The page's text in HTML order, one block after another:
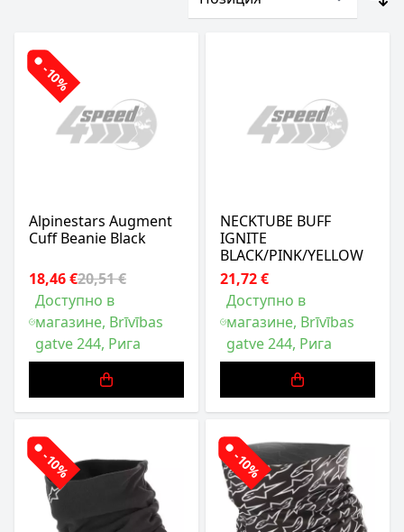
-10%
Alpinestars Augment
Cuff Beanie Black
18,46 €20,51 €
Доступно в
магазине, Brīvības
gatve 244, Рига
NECKTUBE BUFF
IGNITE
BLACK/PINK/YELLOW
21,72 €
Доступно в
магазине, Brīvības
gatve 244, Рига
-10% -10%